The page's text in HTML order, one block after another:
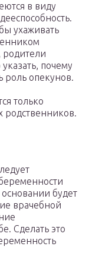
в виду
ухаживать
родители
почему
роль опекунов.
только
родственников.
будет
врачебной
Сделать это